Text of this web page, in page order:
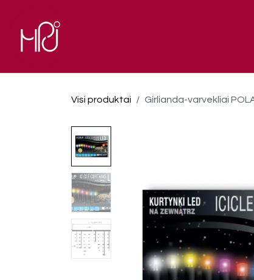
Visi produktai Girlianda-varvekliai